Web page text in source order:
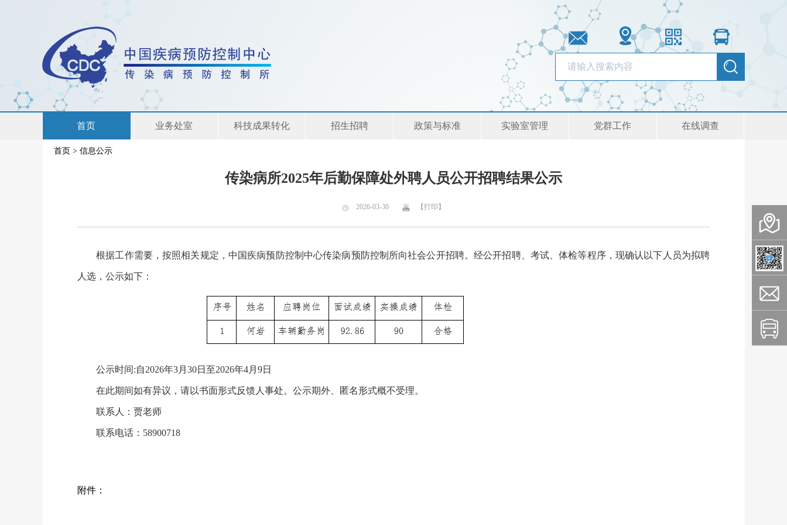
首页 业务处室 科技成果转化 招生招聘 政策与标准 实验室管理 党群工作 在线调查
联系我们
首页 > 信息公示
传染病所2025年后勤保障处外聘人员公开招聘结果公示
2026-03-30 【打印】
根据工作需要，按照相关规定，中国疾病预防控制中心传染病预防控制所向社会公开招聘。经公开招聘、考试、体检等程序，现确认以下人员为拟聘
人选，公示如下：
公示时间:自2026年3月30日至2026年4月9日
在此期间如有异议，请以书面形式反馈人事处。公示期外、匿名形式概不受理。
联系人：贾老师
联系电话：58900718
附件：